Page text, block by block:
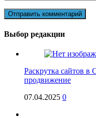
Выбор редакции
Раскрутка сайтов
продвижение
07.04.2025 0